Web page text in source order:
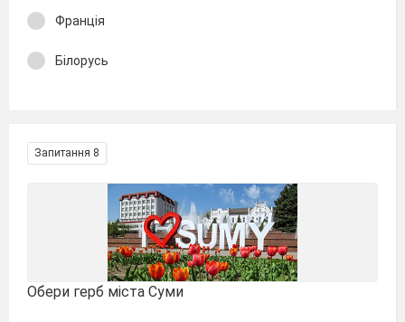
Франція
Білорусь
Запитання 8
Обери герб міста Суми